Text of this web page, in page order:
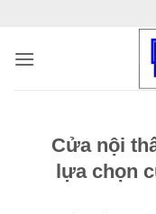
nội
Cửa nội
lựa chọn